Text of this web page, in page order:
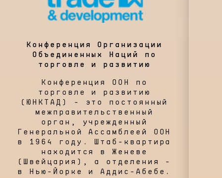
Конференция Организации
Объединенных Наций по
торговле и развитию
Конференция ООН по
торговле и развитию
(ЮНКТАД) - это постоянный
межправительственный
орган, учрежденный
Генеральной Ассамблеей ООН
в 1964 году. Штаб-квартира
находится в Женеве
(Швейцария), а отделения -
в Нью-Йорке и Аддис-Абебе.